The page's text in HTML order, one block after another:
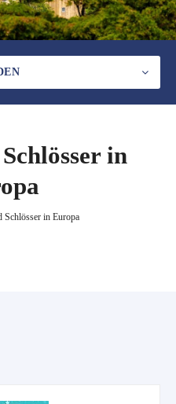
in
Schlösser in Europa